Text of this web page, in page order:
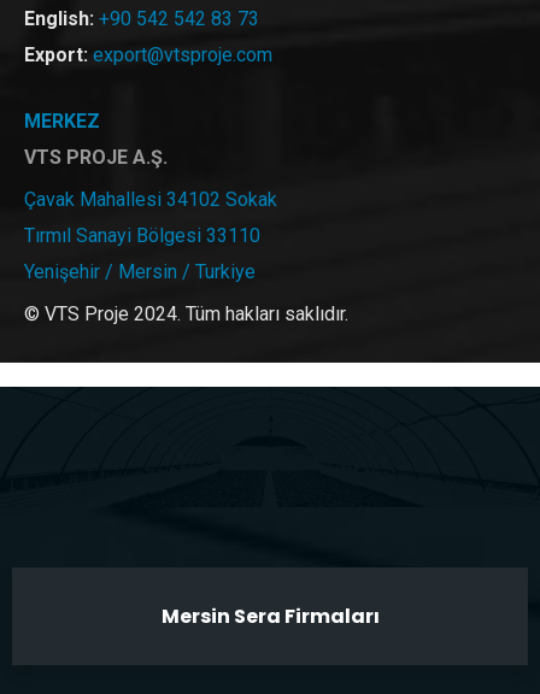
English: +90 542 542 83 73
Export: export@vtsproje.com
MERKEZ
VTS PROJE A.Ş.
Çavak Mahallesi 34102 Sokak
Tırmıl Sanayi Bölgesi 33110
Yenişehir / Mersin / Turkiye
© VTS Proje 2024. Tüm hakları saklıdır.
Mersin Sera Firmaları